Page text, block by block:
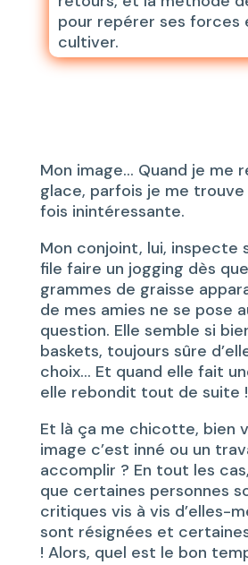
pour repérer ses forces
cultiver.
Mon image… Quand je me
glace, parfois je me trouve
fois inintéressante.
Mon conjoint, lui, inspecte
file faire un jogging dès
grammes de graisse
de mes amies ne se pose
question. Elle semble si
baskets, toujours sûre
choix… Et quand elle fait
elle rebondit tout de suite !
Et là ça me chicotte, bien
image c’est inné ou un
accomplir ? En tout les
que certaines personnes
critiques vis à vis d’elles-
sont résignées et
! Alors, quel est le bon